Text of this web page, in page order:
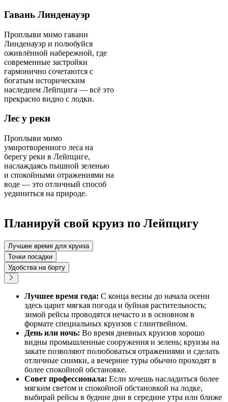
Гавань Линденауэр
Проплыви мимо гавани
Линденауэр и полюбуйся
оживлённой набережной, где
современные застройки
гармонично сочетаются с
богатым историческим
наследием Лейпцига — всё это
прекрасно видно с лодки.
Лес у реки
Проплыви мимо
умиротворенного леса на
берегу реки в Лейпциге,
наслаждаясь пышной зеленью
и спокойными отражениями на
воде — это отличный способ
уединиться на природе.
Планируй свой круиз по Лейпцигу
Лучшее время для круиза
Точки посадки
Удобства на борту
Лучшее время года: С конца весны до начала осени
здесь царит мягкая погода и буйная растительность;
зимой рейсы проводятся нечасто и в основном в
формате специальных круизов с глинтвейном.
День или ночь: Во время дневных круизов хорошо
видны промышленные сооружения и зелень; круизы на
закате позволяют полюбоваться отражениями и сделать
отличные снимки, а вечерние туры обычно проходят в
более спокойной обстановке.
Совет профессионала: Если хочешь насладиться более
мягким светом и спокойной обстановкой на лодке,
выбирай рейсы в будние дни в середине утра или ближе